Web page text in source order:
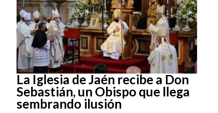
La Iglesia de Jaén recibe a Don
Sebastián, un Obispo que llega
sembrando ilusión